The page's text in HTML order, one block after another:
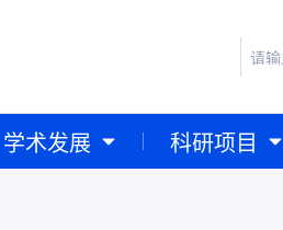
学术发展 科研项目